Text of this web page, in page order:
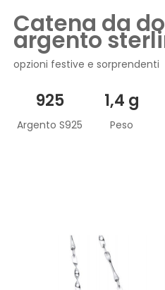
Catena da
argento
opzioni festive e sorprendenti
925
Argento S925
1,4 g
Peso